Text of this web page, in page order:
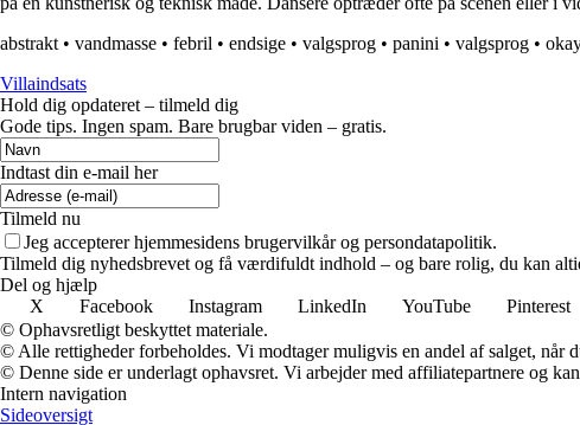
abstrakt • vandmasse • febril • endsige • valgsprog • panini • valgsprog •
Villaindsats
Hold dig opdateret – tilmeld dig
Gode tips. Ingen spam. Bare brugbar viden – gratis.
Indtast din e-mail her
Tilmeld nu
Jeg accepterer hjemmesidens brugervilkår og persondatapolitik.
Tilmeld dig nyhedsbrevet og få værdifuldt indhold – og bare rolig, du kan
Del og hjælp
X
Facebook Instagram LinkedIn YouTube Pinterest
© Ophavsretligt beskyttet materiale.
© Alle rettigheder forbeholdes. Vi modtager muligvis en andel af salget, når
© Denne side er underlagt ophavsret. Vi arbejder med affiliatepartnere og
Intern navigation
Sideoversigt